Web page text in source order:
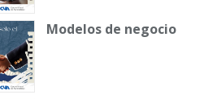
Modelos de negocio